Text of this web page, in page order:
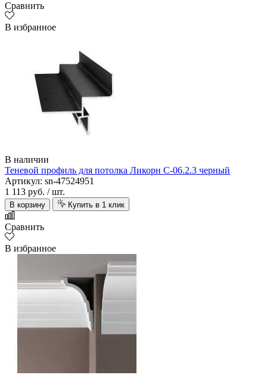
Сравнить
В избранное
В наличии
Теневой профиль для потолка Ликорн С-06.2.3 черный
Артикул: sn-47524951
1 113 руб. / шт.
В корзину Купить в 1 клик
Сравнить
В избранное